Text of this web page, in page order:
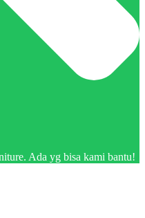
Ada yg bisa kami bantu!